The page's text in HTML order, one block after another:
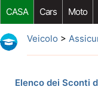
CASA Cars Moto
Riparazione Auto
Veicolo >
Elenco dei Sconti